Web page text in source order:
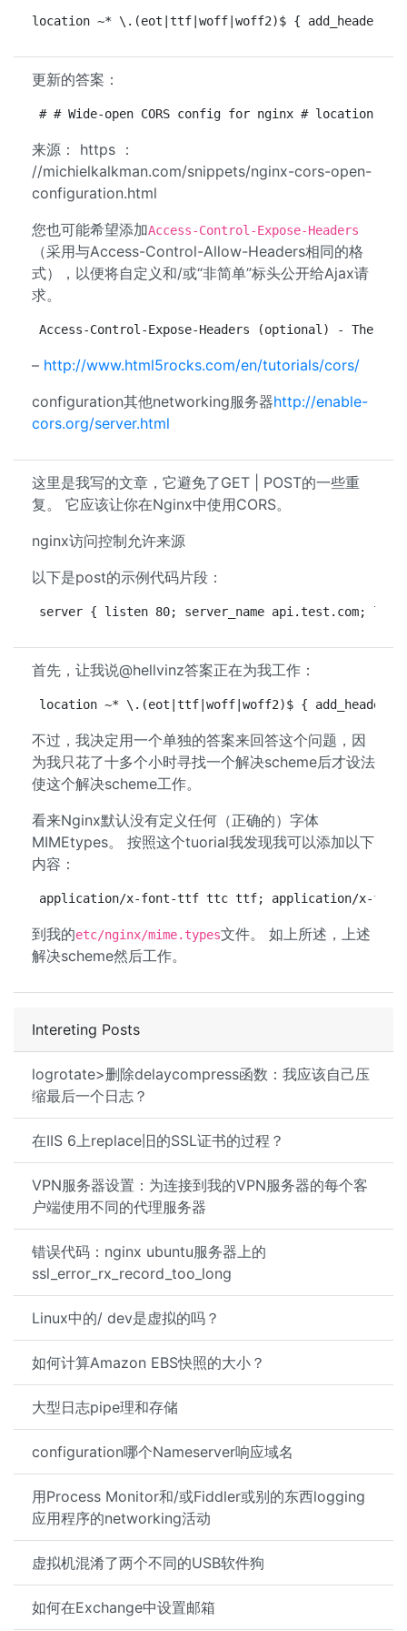
Intereting Posts
logrotate>删除delaycompress函数：我应该自己压
缩最后一个日志？
在IIS 6上replace旧的SSL证书的过程？
VPN服务器设置：为连接到我的VPN服务器的每个客
户端使用不同的代理服务器
错误代码：nginx ubuntu服务器上的
ssl_error_rx_record_too_long
Linux中的/ dev是虚拟的吗？
如何计算Amazon EBS快照的大小？
大型日志pipe理和存储
configuration哪个Nameserver响应域名
用Process Monitor和/或Fiddler或别的东西logging
应用程序的networking活动
虚拟机混淆了两个不同的USB软件狗
如何在Exchange中设置邮箱
location ~* \.(eot|ttf|woff|woff2)$ { add_header
更新的答案：
# # Wide-open CORS config for nginx # location / {
来源： https ：
//michielkalkman.com/snippets/nginx-cors-open-
configuration.html
您也可能希望添加Access-Control-Expose-Headers
（采用与Access-Control-Allow-Headers相同的格
式），以便将自定义和/或“非简单”标头公开给Ajax请
求。
Access-Control-Expose-Headers (optional) - The
– http://www.html5rocks.com/en/tutorials/cors/
configuration其他networking服务器http://enable-
cors.org/server.html
这里是我写的文章，它避免了GET | POST的一些重
复。 它应该让你在Nginx中使用CORS。
nginx访问控制允许来源
以下是post的示例代码片段：
server { listen 80; server_name api.test.com;
首先，让我说@hellvinz答案正在为我工​​作：
location ~* \.(eot|ttf|woff|woff2)$ { add_header
不过，我决定用一个单独的答案来回答这个问题，因
为我只花了十多个小时寻找一个解决scheme后才设法
使这个解决scheme工作。
看来Nginx默认没有定义任何（正确的）字体
MIMEtypes。 按照这个tuorial我发现我可以添加以下
内容：
application/x-font-ttf ttc ttf; application/x-font-
到我的etc/nginx/mime.types文件。 如上所述，上述
解决scheme然后工作。